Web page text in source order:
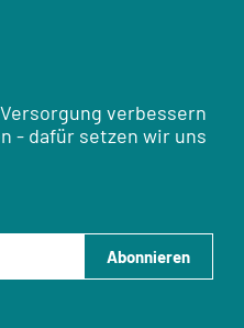
verbessern
- dafür setzen wir uns
Abonnieren